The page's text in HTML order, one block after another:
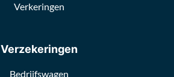
Verkeringen
Verzekeringen
Bedrijfswagen